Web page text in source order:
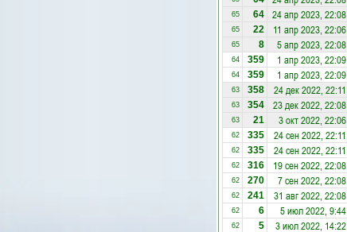
65 64 24 апр 2023, 22:08
65 22 11 апр 2023, 22:06
65 8 5 апр 2023, 22:08
64 359 1 апр 2023, 22:09
64 359 1 апр 2023, 22:09
63 358 24 дек 2022, 22:11
63 354 23 дек 2022, 22:08
63 21 3 окт 2022, 22:06
62 335 24 сен 2022, 22:11
62 335 24 сен 2022, 22:11
62 316 19 сен 2022, 22:08
62 270 7 сен 2022, 22:08
62 241 31 авг 2022, 22:08
62 6 5 июл 2022, 9:44
62 5 3 июл 2022, 14:22